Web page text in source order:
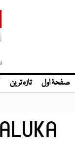
صفحۂ اول تازہ ترین